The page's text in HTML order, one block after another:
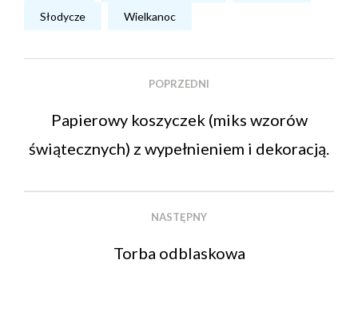
Słodycze Wielkanoc
POPRZEDNI
Papierowy koszyczek (miks wzorów
świątecznych) z wypełnieniem i dekoracją.
NASTĘPNY
Torba odblaskowa